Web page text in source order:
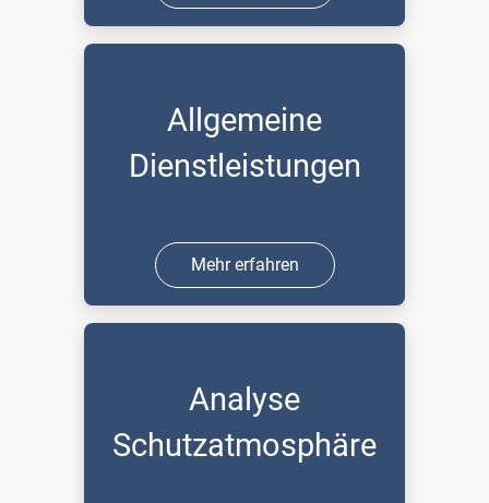
Allgemeine
Dienstleistungen
Mehr erfahren
Analyse
Schutzatmosphäre